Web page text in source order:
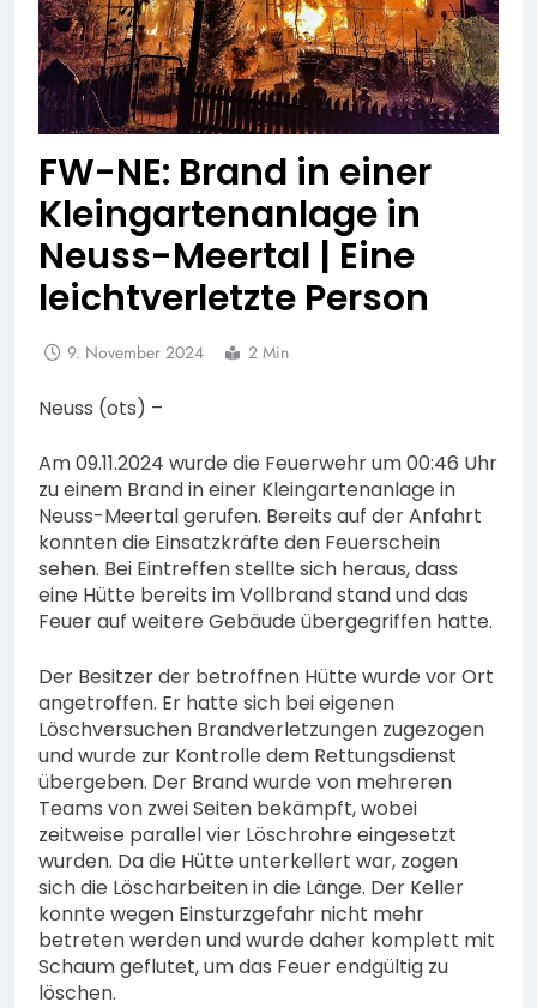
FW-NE: Brand in einer
Kleingartenanlage in
Neuss-Meertal | Eine
leichtverletzte Person
9. November 2024 2 Min
Neuss (ots) –
Am 09.11.2024 wurde die Feuerwehr um 00:46 Uhr
zu einem Brand in einer Kleingartenanlage in
Neuss-Meertal gerufen. Bereits auf der Anfahrt
konnten die Einsatzkräfte den Feuerschein
sehen. Bei Eintreffen stellte sich heraus, dass
eine Hütte bereits im Vollbrand stand und das
Feuer auf weitere Gebäude übergegriffen hatte.
Der Besitzer der betroffnen Hütte wurde vor Ort
angetroffen. Er hatte sich bei eigenen
Löschversuchen Brandverletzungen zugezogen
und wurde zur Kontrolle dem Rettungsdienst
übergeben. Der Brand wurde von mehreren
Teams von zwei Seiten bekämpft, wobei
zeitweise parallel vier Löschrohre eingesetzt
wurden. Da die Hütte unterkellert war, zogen
sich die Löscharbeiten in die Länge. Der Keller
konnte wegen Einsturzgefahr nicht mehr
betreten werden und wurde daher komplett mit
Schaum geflutet, um das Feuer endgültig zu
löschen.